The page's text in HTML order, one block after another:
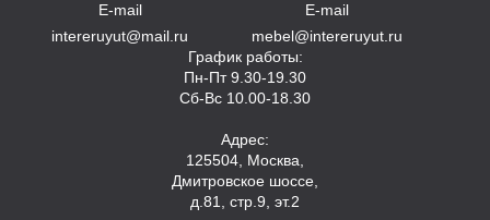
E-mail
intereruyut@mail.ru
E-mail
mebel@intereruyut.ru
График работы:
Пн-Пт 9.30-19.30
Сб-Вс 10.00-18.30
Адрес:
125504, Москва,
Дмитровское шоссе,
д.81, стр.9, эт.2